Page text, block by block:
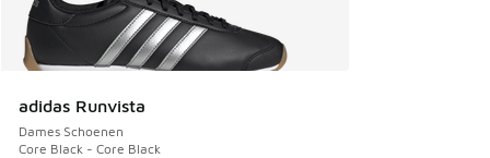
adidas Runvista
Dames Schoenen
Core Black - Core Black